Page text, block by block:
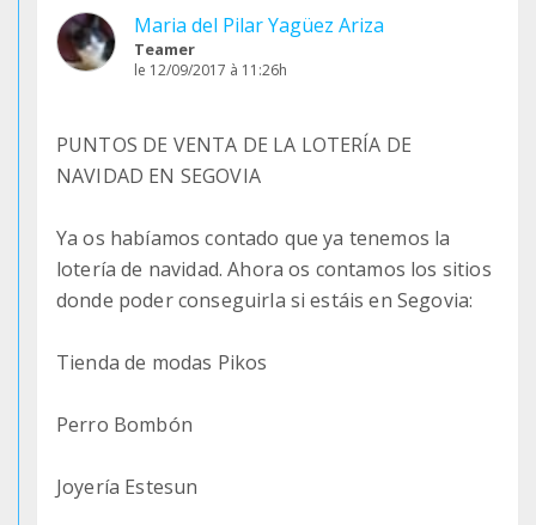
Maria del Pilar Yagüez Ariza
Teamer
le 12/09/2017 à 11:26h
PUNTOS DE VENTA DE LA LOTERÍA DE
NAVIDAD EN SEGOVIA
Ya os habíamos contado que ya tenemos la
lotería de navidad. Ahora os contamos los sitios
donde poder conseguirla si estáis en Segovia:
Tienda de modas Pikos
Perro Bombón
Joyería Estesun